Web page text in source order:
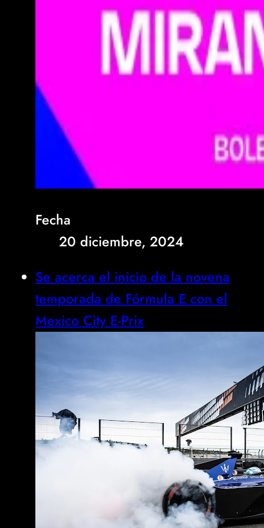
Fecha
20 diciembre, 2024
Se acerca el inicio de la novena
temporada de Fórmula E con el
Mexico City E-Prix